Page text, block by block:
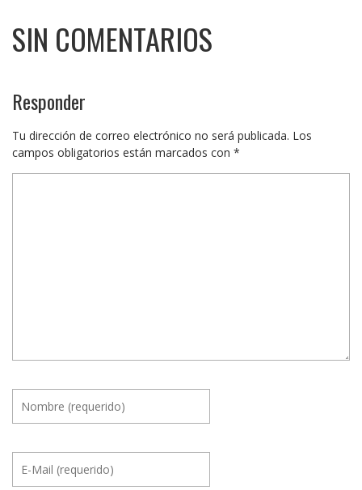
SIN COMENTARIOS
Responder
Tu dirección de correo electrónico no será publicada. Los
campos obligatorios están marcados con *